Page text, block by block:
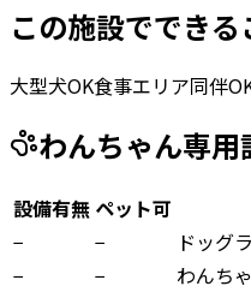
この施設でできる
大型犬OK食事エリア同伴
わんちゃん専用
設備有無 ペット可
−
−
ドッグ
−
−
わんち